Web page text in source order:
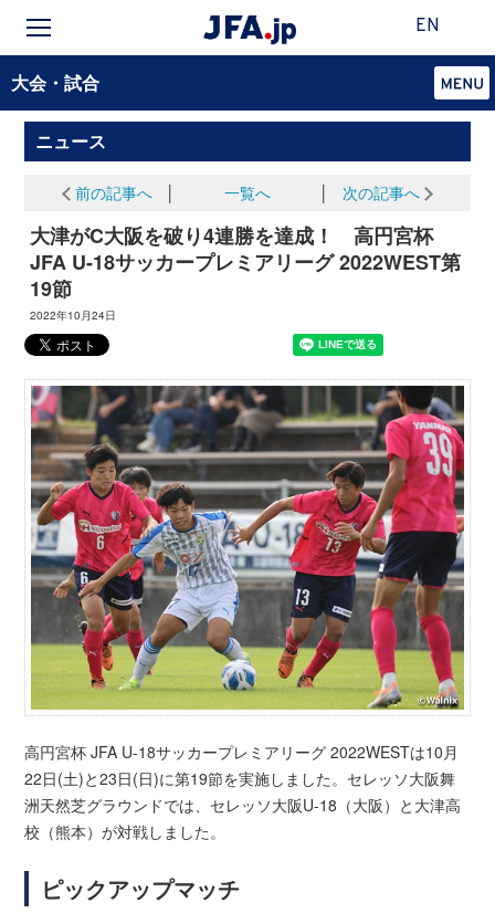
EN
大会・試合
ニュース
前の記事へ 一覧へ 次の記事へ
大津がC大阪を破り4連勝を達成！ 高円宮杯
JFA U-18サッカープレミアリーグ 2022WEST第
19節
2022年10月24日
高円宮杯 JFA U-18サッカープレミアリーグ 2022WESTは10月
22日(土)と23日(日)に第19節を実施しました。セレッソ大阪舞
洲天然芝グラウンドでは、セレッソ大阪U-18（大阪）と大津高
校（熊本）が対戦しました。
ピックアップマッチ